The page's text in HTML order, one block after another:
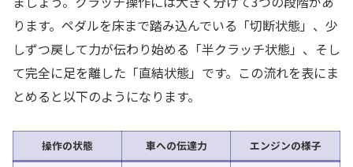
ります。ペダルを床まで踏み込んでいる「切断状態」、少
しずつ戻して力が伝わり始める「半クラッチ状態」、そし
て完全に足を離した「直結状態」です。この流れを表にま
とめると以下のようになります。
操作の状態 車への伝達力 エンジンの様子